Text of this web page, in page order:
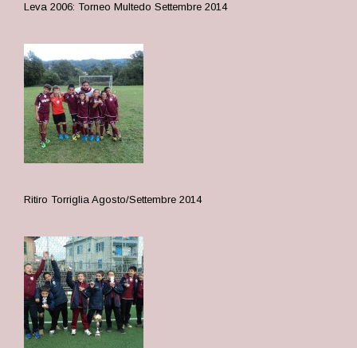
Leva 2006: Torneo Multedo Settembre 2014
Ritiro Torriglia Agosto/Settembre 2014